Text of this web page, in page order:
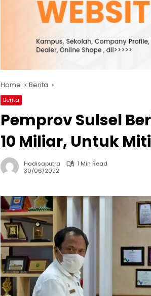
Home Berita
Berita
Pemprov Sulsel
10 Miliar, Untuk
Hadisaputra
1 Min Read
30/06/2022